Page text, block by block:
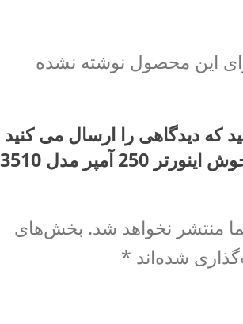
این محصول نوشته نشده
که دیدگاهی را ارسال می کنید
برای “دستگاه جوش اینورتر 250 آمپر مدل 3510
منتشر نخواهد شد. بخش‌های
شده‌اند *